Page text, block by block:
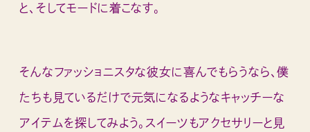
と、そしてモードに着こなす。
そんなファッショニスタな彼女に喜んでもらうなら、僕
たちも見ているだけで元気になるようなキャッチーな
アイテムを探してみよう。スイーツもアクセサリーと見